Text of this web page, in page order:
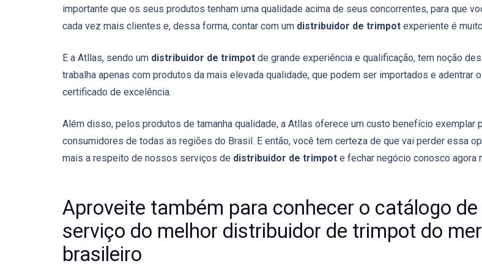
importante que os seus produtos tenham uma qualidade acima de seus concorrentes, para que
cada vez mais clientes e, dessa forma, contar com um distribuidor de trimpot experiente é
E a Atllas, sendo um distribuidor de trimpot de grande experiência e qualificação, tem noção
trabalha apenas com produtos da mais elevada qualidade, que podem ser importados e adentrar
certificado de excelência.
Além disso, pelos produtos de tamanha qualidade, a Atllas oferece um custo benefício exemplar
consumidores de todas as regiões do Brasil. E então, você tem certeza de que vai perder essa
mais a respeito de nossos serviços de distribuidor de trimpot e fechar negócio conosco agora
Aproveite também para conhecer o catálogo
serviço do melhor distribuidor de trimpot do
brasileiro